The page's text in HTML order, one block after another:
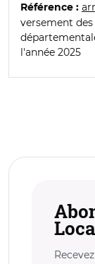
Référence :
versement
l'année 2025